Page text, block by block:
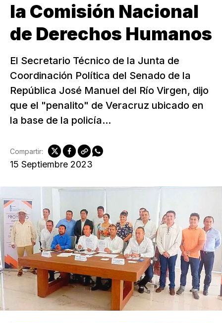
la Comisión Nacional
de Derechos Humanos
El Secretario Técnico de la Junta de
Coordinación Política del Senado de la
República José Manuel del Río Virgen, dijo
que el "penalito" de Veracruz ubicado en
la base de la policía...
15 Septiembre 2023
Compartir: